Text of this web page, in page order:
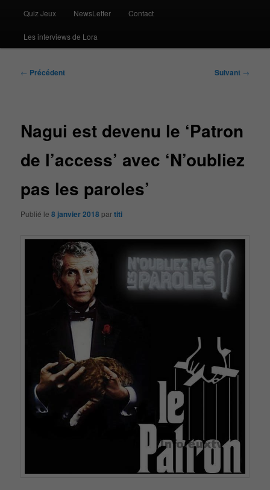
Quiz Jeux NewsLetter Contact
Les interviews de Lora
Navigation
← Précédent Suivant →
Nagui est devenu le ‘Patron
de l’access’ avec ‘N’oubliez
pas les paroles’
Publié le8 janvier 2018 partiti